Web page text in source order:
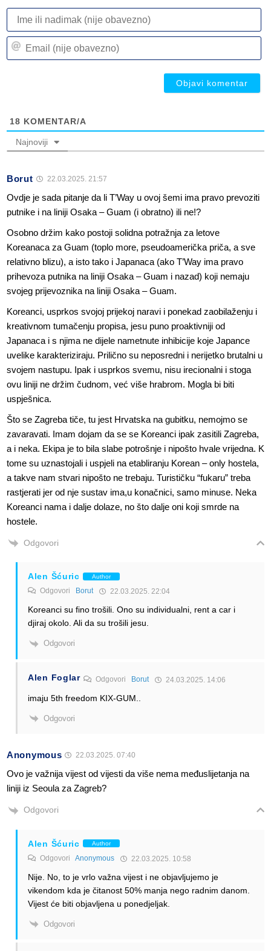
18 KOMENTAR/A
Najnoviji
Borut 22.03.2025. 21:57
Ovdje je sada pitanje da li T’Way u ovoj šemi ima pravo prevoziti
putnike i na liniji Osaka – Guam (i obratno) ili ne!?
Osobno držim kako postoji solidna potražnja za letove
Koreanaca za Guam (toplo more, pseudoamerička priča, a sve
relativno blizu), a isto tako i Japanaca (ako T’Way ima pravo
prihevoza putnika na liniji Osaka – Guam i nazad) koji nemaju
svojeg prijevoznika na liniji Osaka – Guam.
Koreanci, usprkos svojoj prijekoj naravi i ponekad zaobilaženju i
kreativnom tumačenju propisa, jesu puno proaktivniji od
Japanaca i s njima ne dijele nametnute inhibicije koje Japance
uvelike karakteriziraju. Prilično su neposredni i nerijetko brutalni u
svojem nastupu. Ipak i usprkos svemu, nisu irecionalni i stoga
ovu liniji ne držim čudnom, već više hrabrom. Mogla bi biti
uspješnica.
Što se Zagreba tiče, tu jest Hrvatska na gubitku, nemojmo se
zavaravati. Imam dojam da se se Koreanci ipak zasitili Zagreba,
a i neka. Ekipa je to bila slabe potrošnje i nipošto hvale vrijedna. K
tome su uznastojali i uspjeli na etabliranju Korean – only hostela,
a takve nam stvari nipošto ne trebaju. Turističku “fukaru” treba
rastjerati jer od nje sustav ima,u konačnici, samo minuse. Neka
Koreanci nama i dalje dolaze, no što dalje oni koji smrde na
hostele.
Odgovori
Alen Šćuric Author
Odgovori Borut 22.03.2025. 22:04
Koreanci su fino trošili. Ono su individualni, rent a car i
djiraj okolo. Ali da su trošili jesu.
Odgovori
Alen Foglar Odgovori Borut 24.03.2025. 14:06
imaju 5th freedom KIX-GUM..
Odgovori
Anonymous 22.03.2025. 07:40
Ovo je važnija vijest od vijesti da više nema međuslijetanja na
liniji iz Seoula za Zagreb?
Odgovori
Alen Šćuric Author
Odgovori Anonymous 22.03.2025. 10:58
Nije. No, to je vrlo važna vijest i ne objavljujemo je
vikendom kda je čitanost 50% manja nego radnim danom.
Vijest će biti objavljena u ponedjeljak.
Odgovori